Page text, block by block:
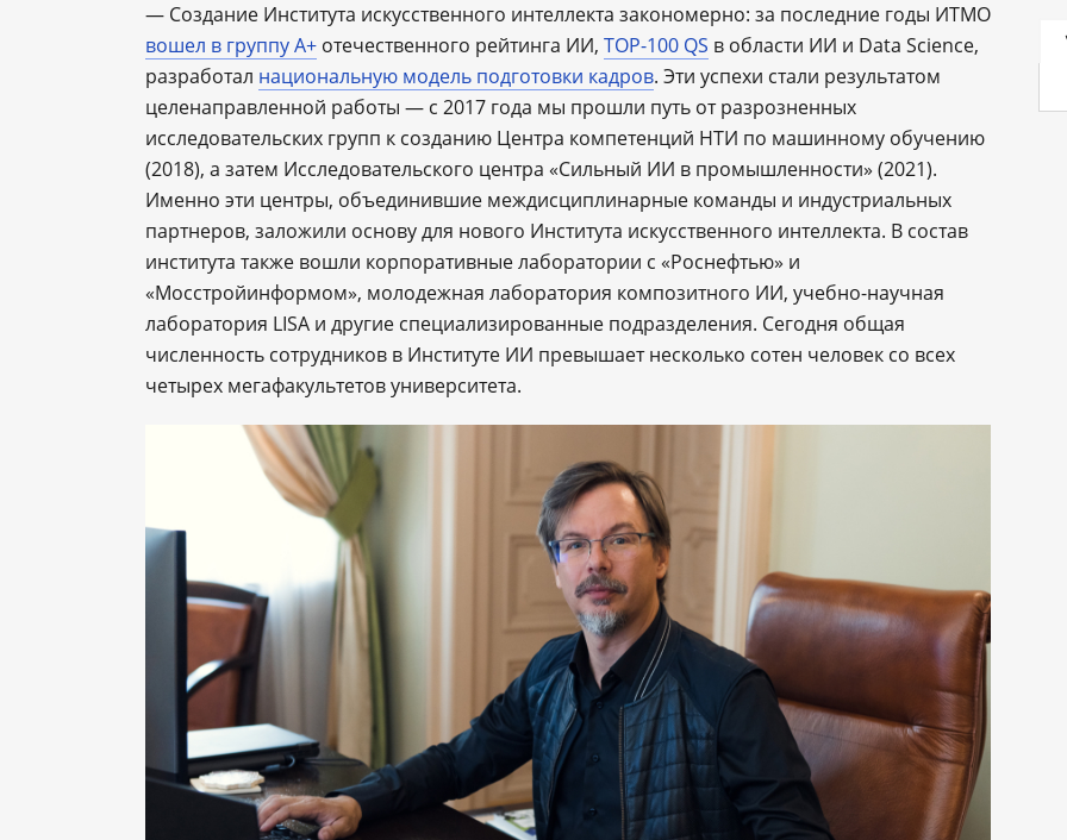
— Создание Института искусственного интеллекта закономерно: за последние годы ИТМО
вошел в группу А+ отечественного рейтинга ИИ, TOP-100 QS в области ИИ и Data Science,
разработал национальную модель подготовки кадров. Эти успехи стали результатом
целенаправленной работы — с 2017 года мы прошли путь от разрозненных
исследовательских групп к созданию Центра компетенций НТИ по машинному обучению
(2018), а затем Исследовательского центра «Сильный ИИ в промышленности» (2021).
Именно эти центры, объединившие междисциплинарные команды и индустриальных
партнеров, заложили основу для нового Института искусственного интеллекта. В состав
института также вошли корпоративные лаборатории с «Роснефтью» и
«Мосстройинформом», молодежная лаборатория композитного ИИ, учебно-научная
лаборатория LISA и другие специализированные подразделения. Сегодня общая
численность сотрудников в Институте ИИ превышает несколько сотен человек со всех
четырех мегафакультетов университета.